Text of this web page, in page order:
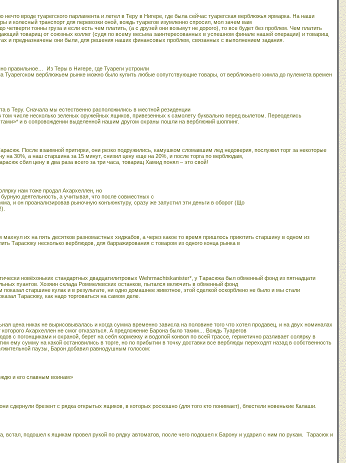
вроде туарегского парламента и летел в Теру в Нигере, где была сейчас туарегская верблюжья ярмарка. На наши
и колесный транспорт для перевозки оной, вождь туарегов изумленно спросил, мол зачем вам
тонны груза и если есть чем платить, (а с друзей они возьмут не дорого), то все будет без проблем. Чем платить
товарищ от союзных коллег (судя по всему весьма заинтересованных в успешном финале нашей операции) и товарищ
и предназначены они были, для решения наших финансовых проблем, связанных с выполнением задания.
правильное…
Из Теры в Нигере, где Туареги устроили
Туарегском верблюжьем рынке можно было купить любые сопутствующие товары, от верблюжьего химла до пулемета времен
в Теру. Сначала мы естественно расположились в местной резиденции
числе несколько зеленых оружейных ящиков, привезенных к самолету буквально перед вылетом. Переоделись
и в сопровождении выделенной нашим другом охраны пошли на верблюжий шоппинг.
После взаимной притирки, они резко подружились, камушком сломавшим лед недоверия, послужил торг за некоторые
на 30%, а наш старшина за 15 минут, снизил цену еще на 20%, и после торга по верблюдам,
сбил цену в два раза всего за три часа, товарищ Хамид понял – это свой!
нам тоже продал Ахархеллен, но
деятельность, а учитывая, что после совместных с
и он проанализировав рыночную конъюнктуру, сразу же запустил эти деньги в оборот (Що
их на пять десятков разномастных хиджабов, а через какое то время пришлось приютить старшину в одном из
Тарасюку несколько верблюдов, для барражирования с товаром из одного конца рынка в
новёхоньких стандартных двадцатилитровых Wehrmachtskanister*, у Тарасюка был обменный фонд из пятнадцати
пуантов. Хозяин склада Роммелевских останков, пытался включить в обменный фонд
старшине кулак и в результате, ни одно домашнее животное, этой сделкой оскорблено не было и мы стали
Тарасюку, как надо торговаться на самом деле.
цена никак не вырисовывалась и когда сумма временно зависла на половине того что хотел продавец, и на двух номиналах
Ахархеллен не смог отказаться. А предложение Барона было таким… Вождь Туарегов
с погонщиками и охраной, берет на себя кормежку и водопой конвоя по всей трассе, герметично разливает солярку в
ему сумму на какой остановились в торге, но по прибытии в точку доставки все верблюды переходят назад в собственность
паузы, Барон добавил равнодушным голосом:
и его славным воинам»
сдернули брезент с рядка открытых ящиков, в которых роскошно (для того кто понимает), блестели новенькие Калаши.
встал, подошел к ящикам провел рукой по рядку автоматов, после чего подошел к Барону и ударил с ним по рукам.
Тарасюк и